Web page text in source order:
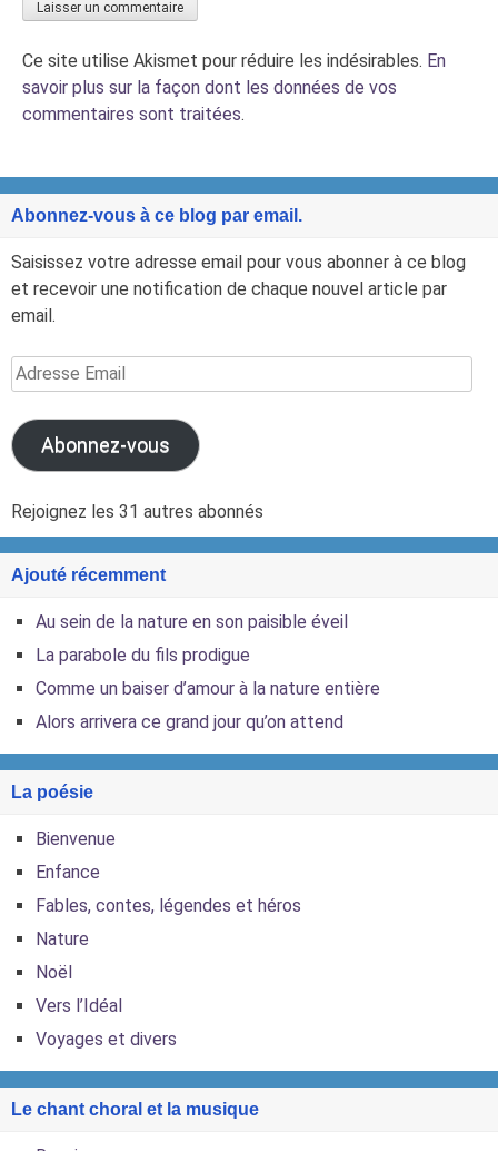
Ce site utilise Akismet pour réduire les indésirables. En
savoir plus sur la façon dont les données de vos
commentaires sont traitées.
Abonnez-vous à ce blog par email.
Saisissez votre adresse email pour vous abonner à ce blog
et recevoir une notification de chaque nouvel article par
email.
Adresse
Email
Abonnez-vous
Rejoignez les 31 autres abonnés
Ajouté récemment
Au sein de la nature en son paisible éveil
La parabole du fils prodigue
Comme un baiser d’amour à la nature entière
Alors arrivera ce grand jour qu’on attend
La poésie
Bienvenue
Enfance
Fables, contes, légendes et héros
Nature
Noël
Vers l’Idéal
Voyages et divers
Le chant choral et la musique